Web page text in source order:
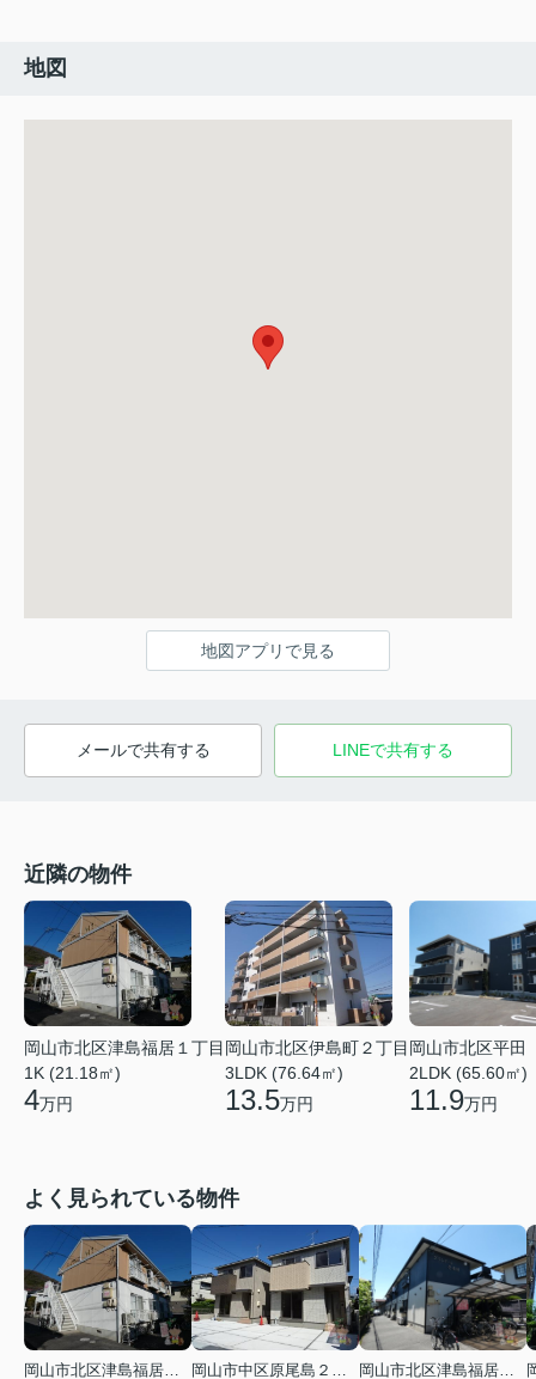
地図
地図アプリで見る
メールで共有する LINEで共有する
近隣の物件
岡山市北区津島福居１丁目
1K (21.18㎡)
4万円
岡山市北区伊島町２丁目
3LDK (76.64㎡)
13.5万円
岡山市北区平田
2LDK (65.60㎡)
11.9万円
よく見られている物件
岡山市北区津島福居１丁目
岡山市中区原尾島２丁目
岡山市北区津島福居１丁目